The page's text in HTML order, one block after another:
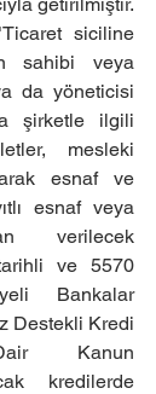
siciline
sahibi veya
da yöneticisi
şirketle ilgili
mesleki
esnaf ve
esnaf veya
verilecek
ve 5570
Bankalar
Destekli Kredi
Dair Kanun
kredilerde